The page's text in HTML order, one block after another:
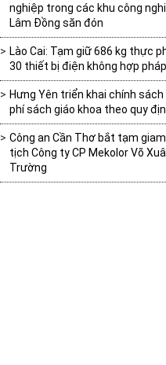
nghiệp trong các khu công
Lâm Đồng săn đón
Lào Cai: Tạm giữ 686 kg thực
30 thiết bị điện không hợp pháp
Hưng Yên triển khai chính sách
phí sách giáo khoa theo quy
Công an Cần Thơ bắt tạm
tịch Công ty CP Mekolor Võ
Trường